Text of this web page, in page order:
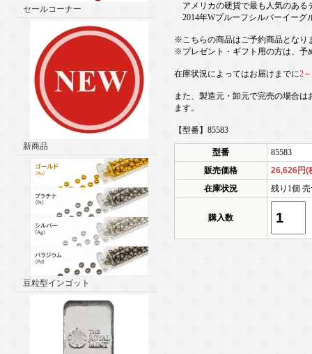
セールコーナー
新商品
豆粒型インゴット
アメリカの硬貨で最も人気のある
2014年Wプルーフシルバーイーグ
※こちらの商品はご予約商品となり
※プレゼント・ギフト用の方は、予
在庫状況によってはお届けまでに2
また、製造元・卸元で完売の場合
ます。
【型番】85583
型番
85583
販売価格
26,626円(
在庫状況
残り1個
購入数